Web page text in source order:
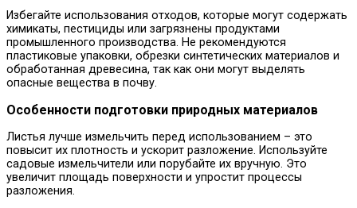
Избегайте использования отходов, которые могут содержать
химикаты, пестициды или загрязнены продуктами
промышленного производства. Не рекомендуются
пластиковые упаковки, обрезки синтетических материалов и
обработанная древесина, так как они могут выделять
опасные вещества в почву.
Особенности подготовки природных материалов
Листья лучше измельчить перед использованием – это
повысит их плотность и ускорит разложение. Используйте
садовые измельчители или порубайте их вручную. Это
увеличит площадь поверхности и упростит процессы
разложения.